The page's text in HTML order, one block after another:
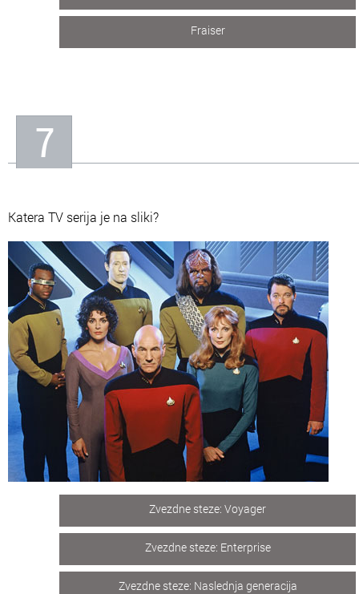
Fraiser
7
Katera TV serija je na sliki?
Zvezdne steze: Voyager
Zvezdne steze: Enterprise
Zvezdne steze: Naslednja generacija